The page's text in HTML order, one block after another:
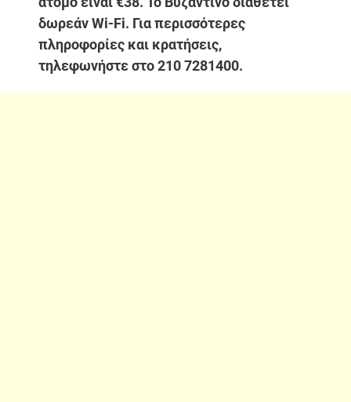
δωρεάν Wi-Fi. Για περισσότερες
πληροφορίες και κρατήσεις,
τηλεφωνήστε στο 210 7281400.